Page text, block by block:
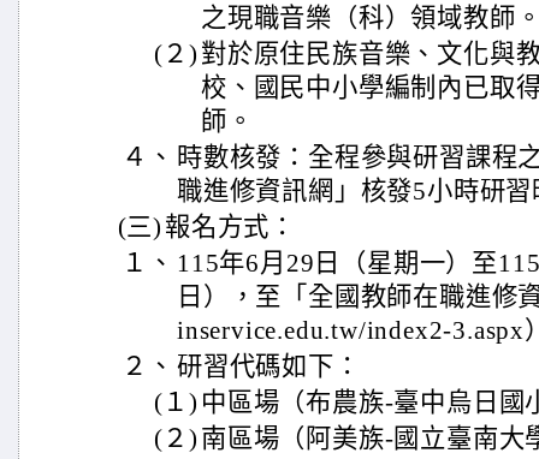
之現職音樂（科）領域教師
(２) 對於原住民族音樂、文化與
校、國民中小學編制內已取
師。
４、 時數核發：全程參與研習課程
職進修資訊網」核發5小時研習
(三) 報名方式：
１、 115年6月29日（星期一）至
日），至「全國教師在職進修
inservice.edu.tw/index2-3.aspx
２、 研習代碼如下：
(１) 中區場（布農族-臺中烏日國
(２) 南區場（阿美族-國立臺南大